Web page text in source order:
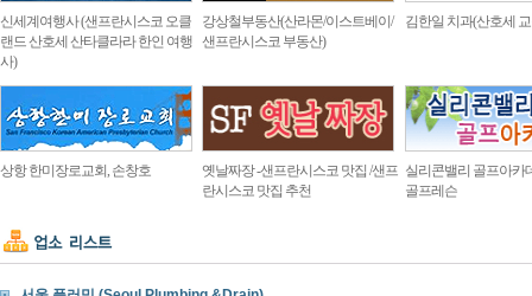
신세계여행사 (샌프란시스코 오클
랜드 산호세 산타클라라 한인 여행
사)
강상철부동산(산라몬/이스트베이/
샌프란시스코 부동산)
김한일 치과(산호세
상항 한미장로교회, 손창호
옛날짜장 -샌프란시스코 맛집 /샌프
란시스코 맛집 추천
실리콘밸리 골프아카
골프레슨